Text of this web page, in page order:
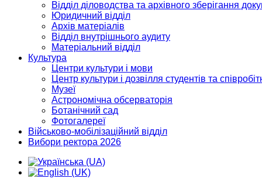
Відділ діловодства та архівного зберігання
Юридичний відділ
Архів матеріалів
Відділ внутрішнього аудиту
Матеріальний відділ
Культура
Центри культури і мови
Центр культури і дозвілля студентів та
Музеї
Астрономічна обсерваторія
Ботанічний сад
Фотогалереї
Військово-мобілізаційний відділ
Вибори ректора 2026